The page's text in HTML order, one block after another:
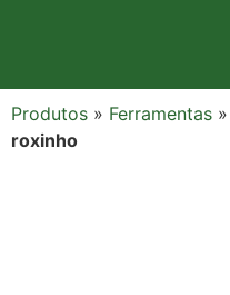
Produtos » Ferramentas »
roxinho